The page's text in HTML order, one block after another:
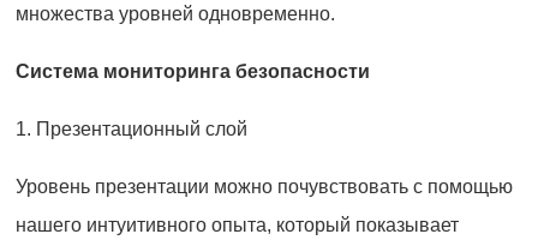
множества уровней одновременно.
Система мониторинга безопасности
1. Презентационный слой
Уровень презентации можно почувствовать с помощью
нашего интуитивного опыта, который показывает